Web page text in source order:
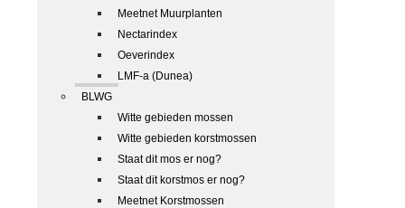
Meetnet Muurplanten
Nectarindex
Oeverindex
LMF-a (Dunea)
BLWG
Witte gebieden mossen
Witte gebieden korstmossen
Staat dit mos er nog?
Staat dit korstmos er nog?
Meetnet Korstmossen